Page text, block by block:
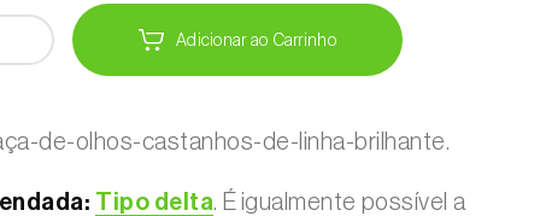
Adicionar ao Carrinho
de-olhos-castanhos-de-linha-brilhante.
Tipo delta. É igualmente possível a